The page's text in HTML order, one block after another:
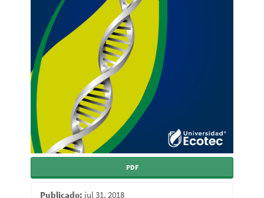
PDF
Publicado: jul 31, 2018